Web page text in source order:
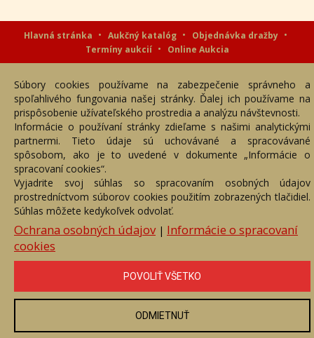
Hlavná stránka Aukčný katalóg
Objednávka dražby
Termíny aukcií
Online Aukcia
Akékoľvek používanie obrazových a textových súčastí tejto stránky je
podmienené výslovným súhlasom jej vlastníka. Všetky práva sú
vyhradené.
Súbory cookies používame na zabezpečenie správneho a
spoľahlivého fungovania našej stránky. Ďalej ich používame na
prispôsobenie užívateľského prostredia a analýzu návštevnosti.
Informácie o používaní stránky zdieľame s našimi analytickými
partnermi. Tieto údaje sú uchovávané a spracovávané
spôsobom, ako je to uvedené v dokumente „Informácie o
spracovaní cookies“.
Vyjadrite svoj súhlas so spracovaním osobných údajov
prostredníctvom súborov cookies použitím zobrazených tlačidiel.
Súhlas môžete kedykoľvek odvolať.
Ochrana osobných údajov| Informácie o spracovaní
cookies
POVOLIŤ VŠETKO
ODMIETNUŤ